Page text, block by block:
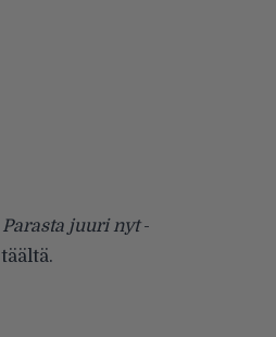
Parasta juuri nyt-
täältä.